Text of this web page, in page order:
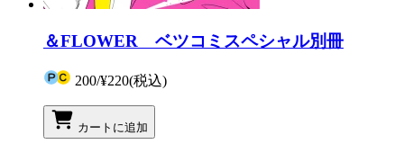
＆FLOWER ベツコミスペシャル別冊
200/¥220(税込)
カートに追加